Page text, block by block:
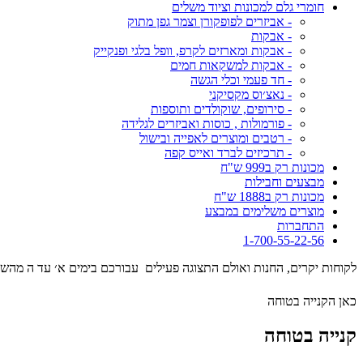
חומרי גלם למכונות וציוד משלים
- אביזרים לפופקורן וצמר גפן מתוק
- אבקות
- אבקות ומארזים לקרפ, וופל בלגי ופנקייק
- אבקות למשקאות חמים
- חד פעמי וכלי הגשה
- נאצ׳וס מקסיקני
- סירופים, שוקולדים ותוספות
- פורמולות , כוסות ואביזרים לגלידה
- רטבים ומוצרים לאפייה ובישול
- תרכיזים לברד ואייס קפה
מכונות רק ב999 ש"ח
מבצעים וחבילות
מכונות רק ב1888 ש"ח
מוצרים משלימים במבצע
התחברות
1-700-55-22-56
לקוחות יקרים, החנות ואולם התצוגה פעילים עבורכם בימים א׳ עד ה מהשעה 09:00 עד השעה 17:00 . המסילה
כאן הקנייה בטוחה
קנייה בטוחה